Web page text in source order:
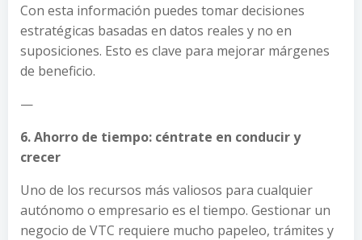
Con esta información puedes tomar decisiones
estratégicas basadas en datos reales y no en
suposiciones. Esto es clave para mejorar márgenes
de beneficio.
—
6. Ahorro de tiempo: céntrate en conducir y
crecer
Uno de los recursos más valiosos para cualquier
autónomo o empresario es el tiempo. Gestionar un
negocio de VTC requiere mucho papeleo, trámites y